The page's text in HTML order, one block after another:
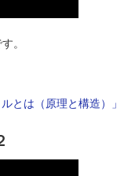
。
とは（原理と構造）」